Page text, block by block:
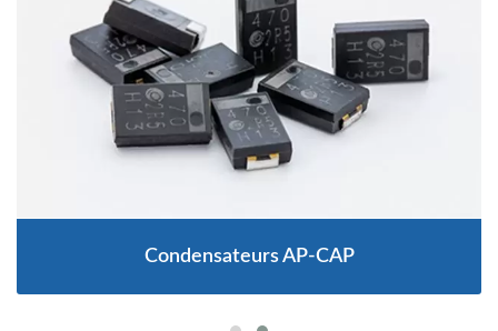
Condensateurs AP-CAP